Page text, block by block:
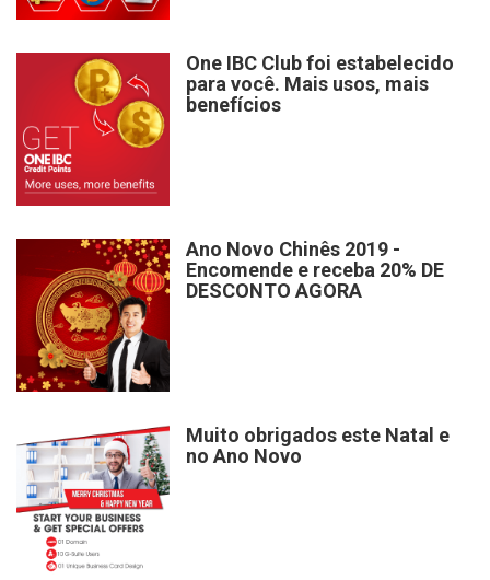
One IBC Club foi estabelecido
para você. Mais usos, mais
benefícios
Ano Novo Chinês 2019 -
Encomende e receba 20% DE
DESCONTO AGORA
Muito obrigados este Natal e
no Ano Novo